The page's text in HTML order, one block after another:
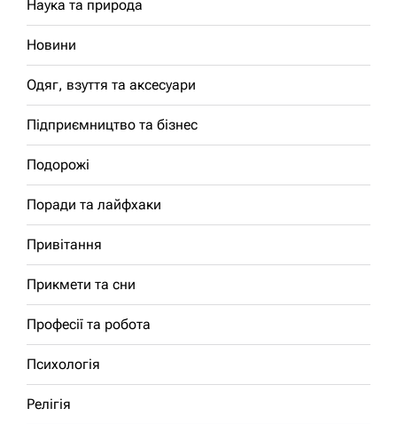
Наука та природа
Новини
Одяг, взуття та аксесуари
Підприємництво та бізнес
Подорожі
Поради та лайфхаки
Привітання
Прикмети та сни
Професії та робота
Психологія
Релігія